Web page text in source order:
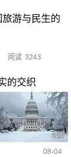
游与民生的
阅读 3243
的交织
08-04